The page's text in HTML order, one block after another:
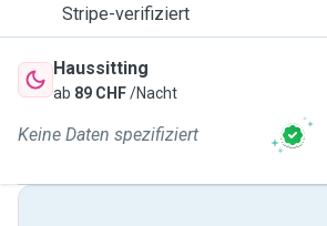
Stripe-verifiziert
Haussitting
ab 89 CHF/Nacht
Keine Daten spezifiziert